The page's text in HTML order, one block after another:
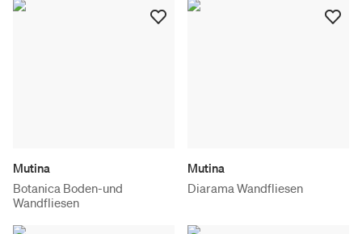
Mutina
Botanica Boden-und
Wandfliesen
Mutina
Diarama Wandfliesen